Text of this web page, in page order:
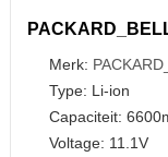
Merk:
Type: Li-ion
Capaciteit:
Voltage: 11.1V